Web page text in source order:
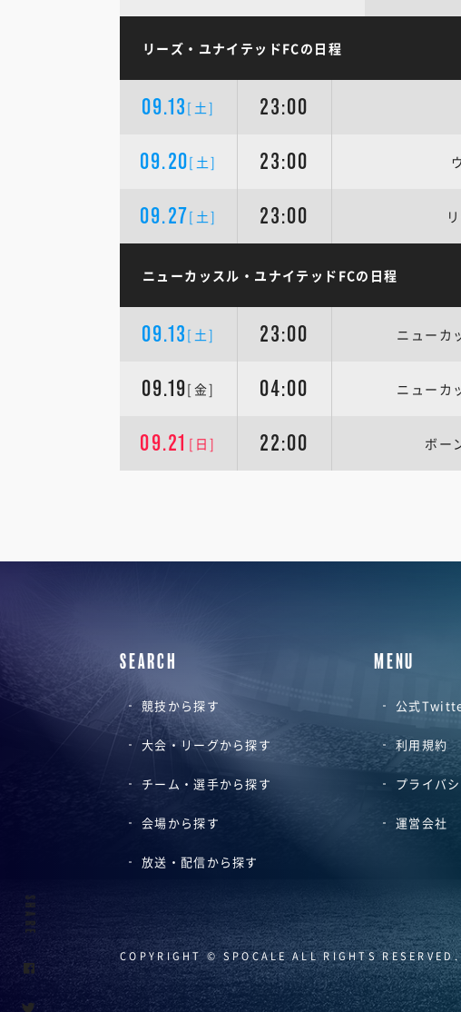
リーズ・ユナイテッドFCの日程
09.13 [土] 23:00
09.20[土] 23:00
09.27[土] 23:00
ニューカッスル・ユナイテッドFCの日程
09.13 [土] 23:00 ニューカ
09.19[金] 04:00 ニューカ
09.21 [日] 22:00 ボー
SEARCH
競技から探す
大会・リーグから探す
チーム・選手から探す
会場から探す
放送・配信から探す
MENU
公式
利用規約
プライバ
運営会社
COPYRIGHT © SPOCALE ALL RIGHTS RESERVED.
SHARE